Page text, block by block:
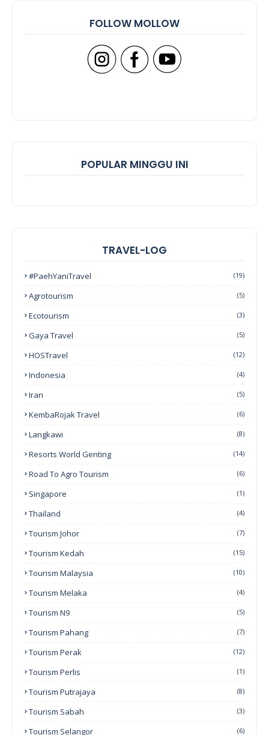
FOLLOW MOLLOW
POPULAR MINGGU INI
TRAVEL-LOG
#PaehYaniTravel (19)
Agrotourism (5)
Ecotourism (3)
Gaya Travel (5)
HOSTravel (12)
Indonesia (4)
Iran (5)
KembaRojak Travel (6)
Langkawi (8)
Resorts World Genting (14)
Road To Agro Tourism (6)
Singapore (1)
Thailand (4)
Tourism Johor (7)
Tourism Kedah (15)
Tourism Malaysia (10)
Tourism Melaka (4)
Tourism N9 (5)
Tourism Pahang (7)
Tourism Perak (12)
Tourism Perlis (1)
Tourism Putrajaya (8)
Tourism Sabah (3)
Tourism Selangor (6)